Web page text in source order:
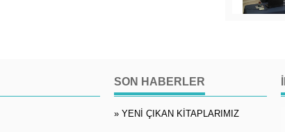
SON HABERLER
» YENİ ÇIKAN KİTAPLARIMIZ